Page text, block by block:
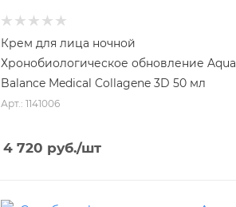
Крем для лица ночной
Хронобиологическое обновление Aqua
Balance Medical Collagene 3D 50 мл
Арт.: 1141006
4 720 руб./шт